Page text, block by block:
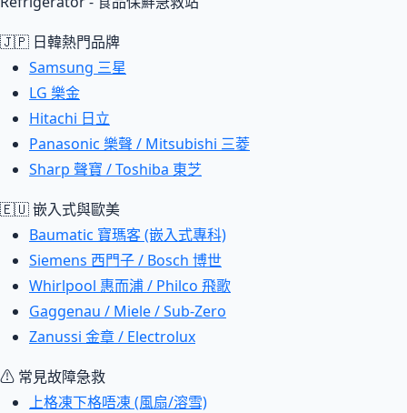
🇯🇵 日韓熱門品牌
Samsung 三星
LG 樂金
Hitachi 日立
Panasonic 樂聲 / Mitsubishi 三菱
Sharp 聲寶 / Toshiba 東芝
🇪🇺 嵌入式與歐美
Baumatic 寶瑪客 (嵌入式專科)
Siemens 西門子 / Bosch 博世
Whirlpool 惠而浦 / Philco 飛歌
Gaggenau / Miele / Sub-Zero
Zanussi 金章 / Electrolux
⚠ 常見故障急救
上格凍下格唔凍 (風扇/溶雪)